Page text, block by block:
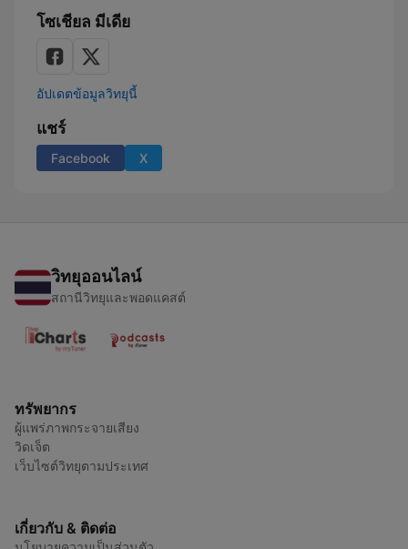
โซเชียล มีเดีย
อัปเดตข้อมูลวิทยุนี้
แชร์
Facebook X
วิทยุออนไลน์
สถานีวิทยุและพอดแคสต์
ทรัพยากร
ผู้แพร่ภาพกระจายเสียง
วิดเจ็ต
เว็บไซต์วิทยุตามประเทศ
เกี่ยวกับ & ติดต่อ